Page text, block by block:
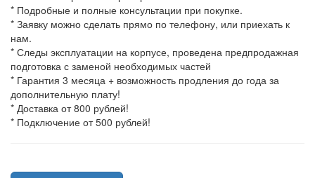
* Подробные и полные консультации при покупке.
* Заявку можно сделать прямо по телефону, или приехать к
нам.
* Следы эксплуатации на корпусе, проведена предпродажная
подготовка с заменой необходимых частей
* Гарантия 3 месяца + возможность продления до года за
дополнительную плату!
* Доставка от 800 рублей!
* Подключение от 500 рублей!